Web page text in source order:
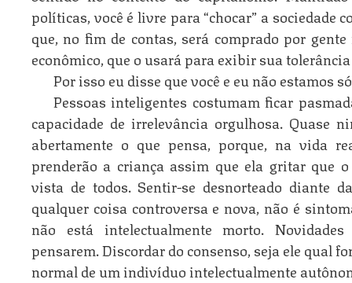
políticas, você é livre para “chocar” a sociedade
que, no fim de contas, será comprado por
econômico, que o usará para exibir sua
Por isso eu disse que você e eu não estamos
Pessoas inteligentes costumam ficar
capacidade de irrelevância orgulhosa. Quase
abertamente o que pensa, porque, na vida
prenderão a criança assim que ela gritar que
vista de todos. Sentir-se desnorteado diante
qualquer coisa controversa e nova, não é
não está intelectualmente morto.
pensarem. Discordar do consenso, seja ele qual
normal de um indivíduo intelectualmente